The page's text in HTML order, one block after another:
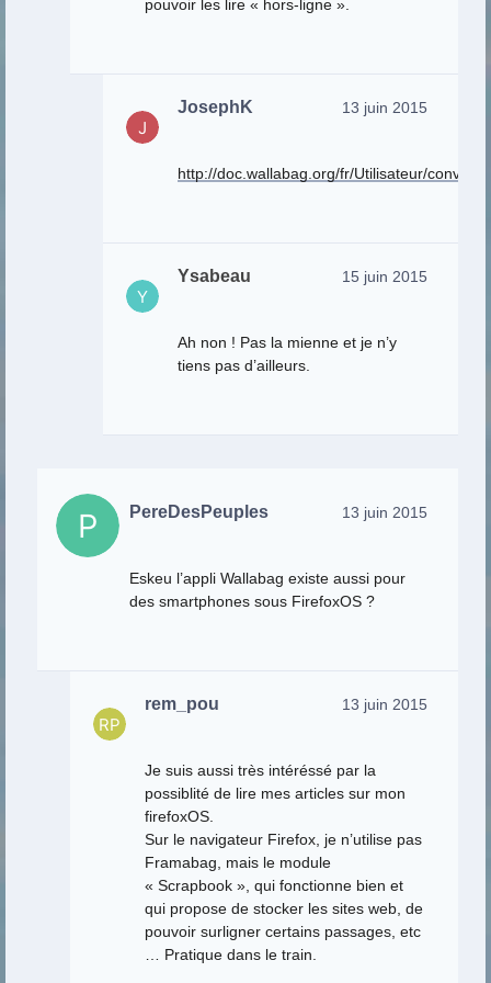
pouvoir les lire « hors-ligne ».
JosephK 13 juin 2015
http://doc.wallabag.org/fr/Utilisateur/
Ysabeau 15 juin 2015
Ah non ! Pas la mienne et je n’y
tiens pas d’ailleurs.
PereDesPeuples 13 juin 2015
Eskeu l’appli Wallabag existe aussi pour
des smartphones sous FirefoxOS ?
rem_pou 13 juin 2015
Je suis aussi très intéréssé par la
possiblité de lire mes articles sur mon
firefoxOS.
Sur le navigateur Firefox, je n’utilise pas
Framabag, mais le module
« Scrapbook », qui fonctionne bien et
qui propose de stocker les sites web, de
pouvoir surligner certains passages, etc
… Pratique dans le train.